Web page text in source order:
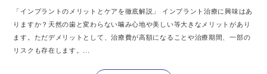
「インプラントのメリットとケアを徹底解説」 インプラント治療に興味はあ
りますか？天然の歯と変わらない噛み心地や美しい等大きなメリットがあり
ます。ただデメリットとして、治療費が高額になることや治療期間、一部の
リスクも存在します。...